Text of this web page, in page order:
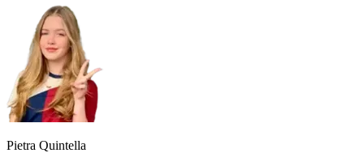
Pietra Quintella